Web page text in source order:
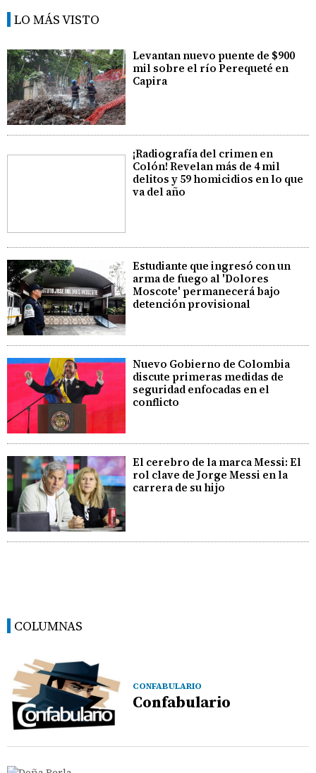
LO MÁS VISTO
Levantan nuevo puente de $900
mil sobre el río Perequeté en
Capira
¡Radiografía del crimen en
Colón! Revelan más de 4 mil
delitos y 59 homicidios en lo que
va del año
Estudiante que ingresó con un
arma de fuego al 'Dolores
Moscote' permanecerá bajo
detención provisional
Nuevo Gobierno de Colombia
discute primeras medidas de
seguridad enfocadas en el
conflicto
El cerebro de la marca Messi: El
rol clave de Jorge Messi en la
carrera de su hijo
COLUMNAS
CONFABULARIO
Confabulario